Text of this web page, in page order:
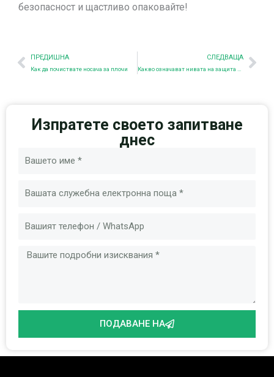
безопасност и щастливо опаковайте!
Предишна
ПРЕДИШНА
Как да почиствате носача за плочи
СЛЕДВАЩА
Изпратете своето запитване
днес
ПОДАВАНЕ НА